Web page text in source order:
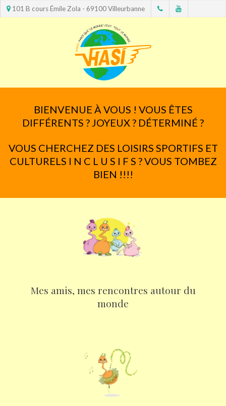
101 B cours Émile Zola - 69100 Villeurbanne
BIENVENUE À VOUS ! VOUS ÊTES
DIFFÉRENTS ? JOYEUX ? DÉTERMINÉ ?
VOUS CHERCHEZ DES LOISIRS SPORTIFS ET
CULTURELS I N C L U S I F S ? VOUS TOMBEZ
BIEN !!!!
Mes amis, mes rencontres autour du
monde